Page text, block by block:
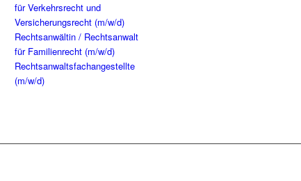
für Verkehrsrecht und
Versicherungsrecht (m/w/d)
Rechtsanwältin / Rechtsanwalt
für Familienrecht (m/w/d)
Rechtsanwaltsfachangestellte
(m/w/d)